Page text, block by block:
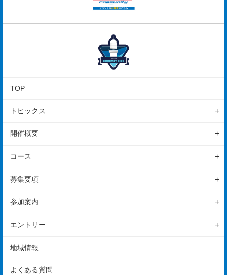
TOP
トピックス
ニュース
イベント
開催概要
イベントの特徴
アクセス
駐車場
コース
コース
募集要項
サイクリング
参加案内
参加前のご案内
エントリー
エントリーの方法
地域情報
よくある質問